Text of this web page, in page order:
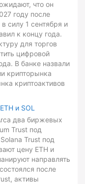
что он
году после
силу 1 сентября и
к концу года.
для торгов
цифровой
В банке назвали
крипторынка
криптоактивов
и SOL
два биржевых
Trust под
Trust под
цену ETH и
направлять
после
активы